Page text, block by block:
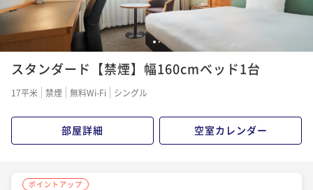
12
スタンダード【禁煙】幅160cmベッド1台
17平米 禁煙 無料Wi-Fi シングル
部屋詳細 空室カレンダー
ポイントアップ